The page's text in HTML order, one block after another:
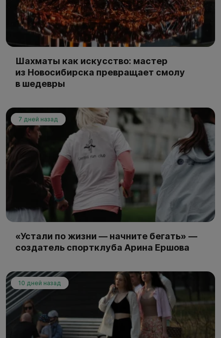
Шахматы как искусство: мастер
из Новосибирска превращает смолу
в шедевры
7 дней назад
«Устали по жизни — начните бегать» —
создатель спортклуба Арина Ершова
10 дней назад